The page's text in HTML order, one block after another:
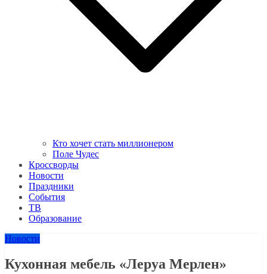
Кто хочет стать миллионером
Поле Чудес
Кроссворды
Новости
Праздники
События
ТВ
Образование
Новости
Кухонная мебель «Леруа Мерлен»